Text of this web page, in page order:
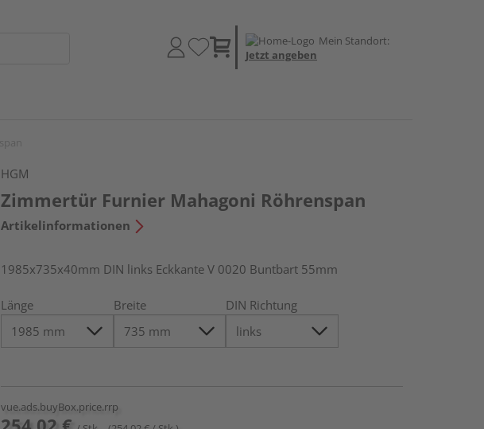
Mein Standort:
Jetzt angeben
HGM
Zimmertür Furnier Mahagoni Röhrenspan
Artikelinformationen
1985x735x40mm DIN links Eckkante V 0020 Buntbart 55mm
Länge Breite DIN Richtung
vue.ads.buyBox.price.rrp